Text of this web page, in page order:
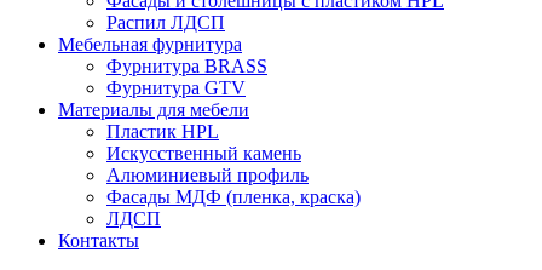
Распил ЛДСП
Мебельная фурнитура
Фурнитура BRASS
Фурнитура GTV
Материалы для мебели
Пластик HPL
Искусственный камень
Алюминиевый профиль
Фасады МДФ (пленка, краска)
ЛДСП
Контакты